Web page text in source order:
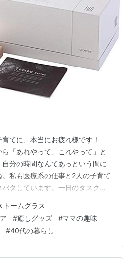
てに、本当にお疲れ様です！
「あれやって、これやって」と
分の時間なんてあっという間に
私も医療系の仕事と2人の子育て
タしています。一日のタスクに
「私だけの静かな時間」が欲し
で癒やされるもの」が欲しい。 私
の中でも「ゆるっと快適」な暮
す。そんな私が、ずっと前から
と憧れているインテリアがある
トームグラス
#癒しグッズ #ママの趣味
#40代の暮らし